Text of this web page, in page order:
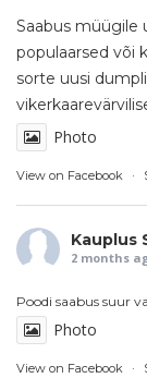
Saabus müügile
populaarsed või
sorte uusi
Photo
View on Facebook ·
Kauplus
2 months
Poodi saabus suur
Photo
View on Facebook ·